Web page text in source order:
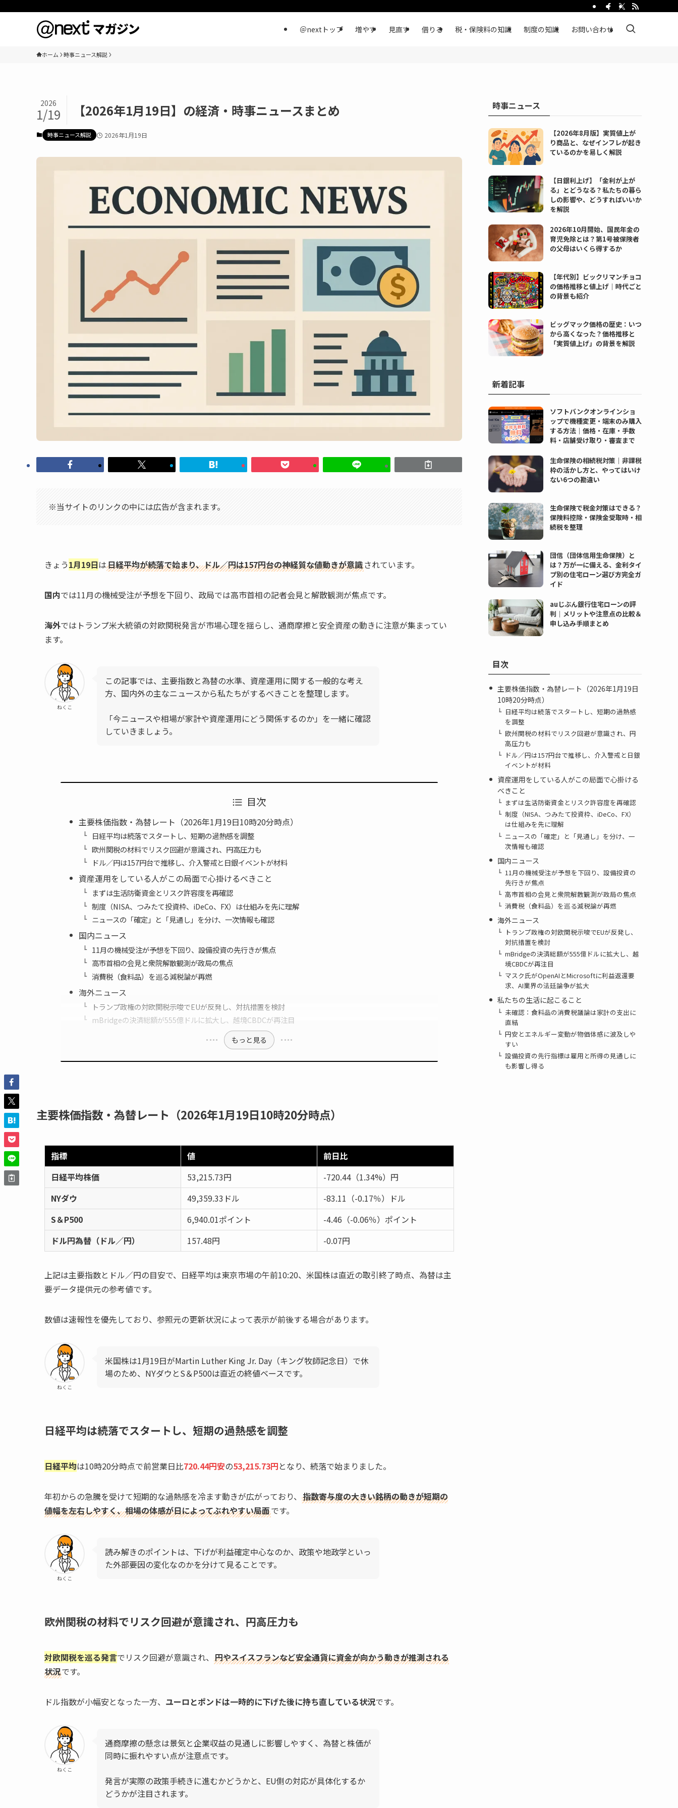
＠nextトップ 増やす 見直す 借りる 税・保険料の知識 制度の知識 お問い合わせ
ホーム 時事ニュース解説
【2026年1月19日】の経済・時事ニュースまとめ
2026
1/19
時事ニュース解説 2026年1月19日
※当サイトのリンクの中には広告が含まれます。
きょう1月19日は日経平均が続落で始まり、ドル／円は157円台の神経質な値動きが意識されています。
国内では11月の機械受注が予想を下回り、政局では高市首相の記者会見と解散観測が焦点です。
海外ではトランプ米大統領の対欧関税発言が市場心理を揺らし、通商摩擦と安全資産の動きに注意が集まってい
ます。
ねくこ
この記事では、主要指数と為替の水準、資産運用に関する一般的な考え
方、国内外の主なニュースから私たちがするべきことを整理します。
「今ニュースや相場が家計や資産運用にどう関係するのか」を一緒に確認
していきましょう。
目次
主要株価指数・為替レート（2026年1月19日10時20分時点）
日経平均は続落でスタートし、短期の過熱感を調整
欧州関税の材料でリスク回避が意識され、円高圧力も
ドル／円は157円台で推移し、介入警戒と日銀イベントが材料
資産運用をしている人がこの局面で心掛けるべきこと
まずは生活防衛資金とリスク許容度を再確認
制度（NISA、つみたて投資枠、iDeCo、FX）は仕組みを先に理解
ニュースの「確定」と「見通し」を分け、一次情報も確認
国内ニュース
11月の機械受注が予想を下回り、設備投資の先行きが焦点
高市首相の会見と衆院解散観測が政局の焦点
消費税（食料品）を巡る減税論が再燃
海外ニュース
トランプ政権の対欧関税示唆でEUが反発し、対抗措置を検討
mBridgeの決済総額が555億ドルに拡大し、越境CBDCが再注目
もっと見る
主要株価指数・為替レート（2026年1月19日10時20分時点）
指標 値
前日比
日経平均株価
53,215.73円
-720.44（1.34%）円
NYダウ
49,359.33ドル
-83.11（-0.17％）ドル
S＆P500
6,940.01ポイント
-4.46（-0.06％）ポイント
ドル円為替（ドル／円）
157.48円 -0.07円
上記は主要指数とドル／円の目安で、日経平均は東京市場の午前10:20、米国株は直近の取引終了時点、為替は主
要データ提供元の参考値です。
数値は速報性を優先しており、参照元の更新状況によって表示が前後する場合があります。
ねくこ
米国株は1月19日がMartin Luther King Jr. Day（キング牧師記念日）で休
場のため、NYダウとS＆P500は直近の終値ベースです。
日経平均は続落でスタートし、短期の過熱感を調整
日経平均は10時20分時点で前営業日比720.44円安の53,215.73円となり、続落で始まりました。
年初からの急騰を受けて短期的な過熱感を冷ます動きが広がっており、 指数寄与度の大きい銘柄の動きが短期の
値幅を左右しやすく、相場の体感が日によってぶれやすい局面です。
ねくこ
読み解きのポイントは、下げが利益確定中心なのか、政策や地政学といっ
た外部要因の変化なのかを分けて見ることです。
欧州関税の材料でリスク回避が意識され、円高圧力も
対欧関税を巡る発言でリスク回避が意識され、 円やスイスフランなど安全通貨に資金が向かう動きが推測される
状況です。
ドル指数が小幅安となった一方、 ユーロとポンドは一時的に下げた後に持ち直している状況です。
ねくこ
通商摩擦の懸念は景気と企業収益の見通しに影響しやすく、為替と株価が
同時に振れやすい点が注意点です。
発言が実際の政策手続きに進むかどうかと、EU側の対応が具体化するか
どうかが注目されます。
時事ニュース
【2026年8月版】実質値上が
り商品と、なぜインフレが起き
ているのかを易しく解説
【日銀利上げ】「金利が上が
る」とどうなる？私たちの暮ら
しの影響や、どうすればいいか
を解説
2026年10月開始、国民年金の
育児免除とは？第1号被保険者
の父母はいくら得するか
【年代別】ビックリマンチョコ
の価格推移と値上げ｜時代ごと
の背景も紹介
ビッグマック価格の歴史：いつ
から高くなった？価格推移と
「実質値上げ」の背景を解説
新着記事
ソフトバンクオンラインショ
ップで機種変更・端末のみ購入
する方法｜価格・在庫・手数
料・店舗受け取り・審査まで
生命保険の相続税対策｜非課税
枠の活かし方と、やってはいけ
ない6つの勘違い
生命保険で税金対策はできる？
保険料控除・保険金受取時・相
続税を整理
団信（団体信用生命保険）と
は？万が一に備える、金利タイ
プ別の住宅ローン選び方完全ガ
イド
auじぶん銀行住宅ローンの評
判｜メリットや注意点の比較＆
申し込み手順まとめ
目次
主要株価指数・為替レート（2026年1月19日
10時20分時点）
日経平均は続落でスタートし、短期の過熱感
を調整
欧州関税の材料でリスク回避が意識され、円
高圧力も
ドル／円は157円台で推移し、介入警戒と日銀
イベントが材料
資産運用をしている人がこの局面で心掛ける
べきこと
まずは生活防衛資金とリスク許容度を再確認
制度（NISA、つみたて投資枠、iDeCo、FX）
は仕組みを先に理解
ニュースの「確定」と「見通し」を分け、一
次情報も確認
国内ニュース
11月の機械受注が予想を下回り、設備投資の
先行きが焦点
高市首相の会見と衆院解散観測が政局の焦点
消費税（食料品）を巡る減税論が再燃
海外ニュース
トランプ政権の対欧関税示唆でEUが反発し、
対抗措置を検討
mBridgeの決済総額が555億ドルに拡大し、越
境CBDCが再注目
マスク氏がOpenAIとMicrosoftに利益返還要
求、AI業界の法廷論争が拡大
私たちの生活に起こること
未確認：食料品の消費税議論は家計の支出に
直結
円安とエネルギー変動が物価体感に波及しや
すい
設備投資の先行指標は雇用と所得の見通しに
も影響し得る